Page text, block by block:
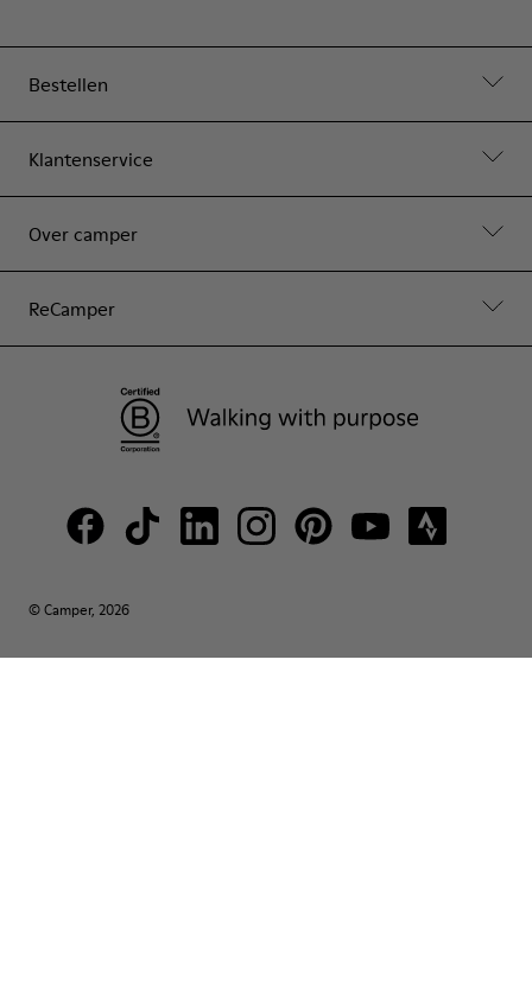
Bestellen
Klantenservice
Over camper
ReCamper
© Camper, 2026